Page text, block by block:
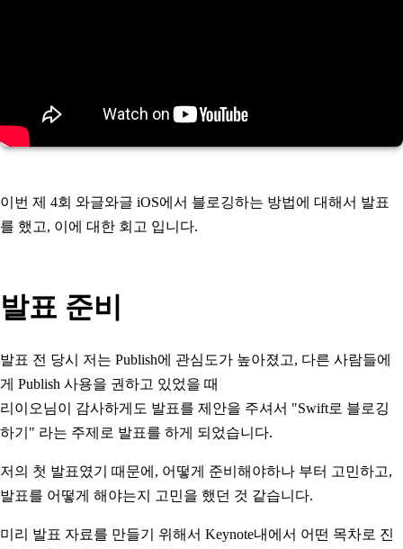
이번 제 4회 와글와글 iOS에서 블로깅하는 방법에 대해서 발표
를 했고, 이에 대한 회고 입니다.
발표 준비
발표 전 당시 저는 Publish에 관심도가 높아졌고, 다른 사람들에
게 Publish 사용을 권하고 있었을 때
리이오님이 감사하게도 발표를 제안을 주셔서 "Swift로 블로깅
하기" 라는 주제로 발표를 하게 되었습니다.
저의 첫 발표였기 때문에, 어떻게 준비해야하나 부터 고민하고,
발표를 어떻게 해야는지 고민을 했던 것 같습니다.
미리 발표 자료를 만들기 위해서 Keynote내에서 어떤 목차로 진